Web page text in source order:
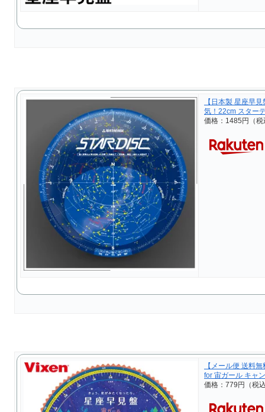
【日本製 星座早
気！22cm スター
価格：1485円（税
【メール便 送料
for 宙ガール キャ
価格：779円（税